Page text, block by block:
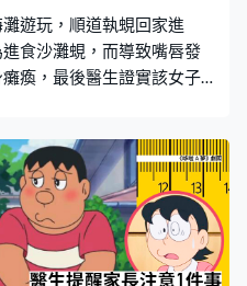
遊玩，順道執蜆回家進
食沙灘蜆，而導致嘴唇發
瘓，最後醫生證實該女子
時即嘴唇發麻、頭暈 根據
Taia近日分享了自身食蜆中
遊玩時，見到岸上有三角斧
小時後，她就感到嘴唇發
Kim Taia形容感覺就像被人